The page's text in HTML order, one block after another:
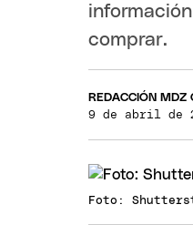
comprar.
REDACCIÓN MDZ
9 de abril de
Foto: